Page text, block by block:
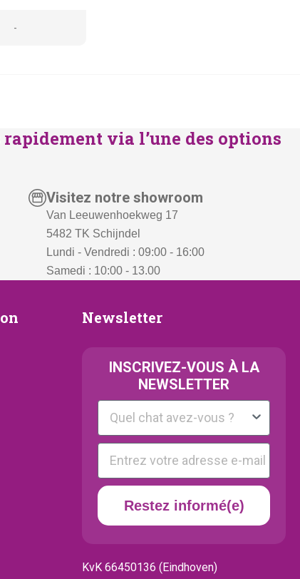
-
via l’une des options
Visitez notre showroom
Van Leeuwenhoekweg 17
5482 TK Schijndel
Lundi - Vendredi : 09:00 - 16:00
Samedi : 10:00 - 13.00
Newsletter
Newsletter
INSCRIVEZ-VOUS À LA
NEWSLETTER
Kattenras
E-mail
Restez informé(e)
KvK 66450136 (Eindhoven)